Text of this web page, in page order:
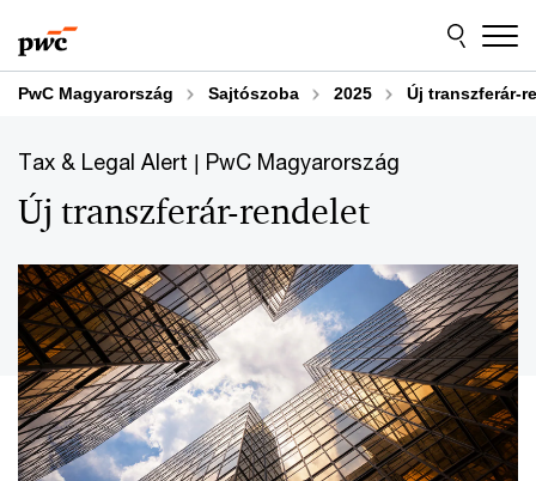
to
content
to
footer
PwC Magyarország Sajtószoba 2025 Új transzferár-
Tax & Legal Alert | PwC Magyarország
Új transzferár-rendelet